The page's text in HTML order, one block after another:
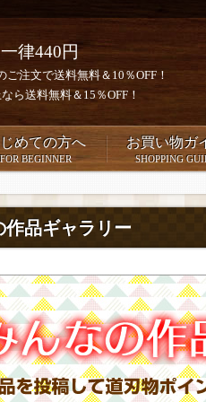
律440円
ご注文で送料無料＆10％OFF！
ら送料無料＆15％OFF！
めての方へ
FOR BEGINNER
お買い物ガ
SHOPPING
作品ギャラリー